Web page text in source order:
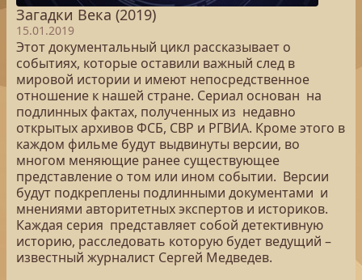
Загадки Века (2019)
15.01.2019
Этот документальный цикл рассказывает о
событиях, которые оставили важный след в
мировой истории и имеют непосредственное
отношение к нашей стране. Сериал основан на
подлинных фактах, полученных из недавно
открытых архивов ФСБ, СВР и РГВИА. Кроме этого в
каждом фильме будут выдвинуты версии, во
многом меняющие ранее существующее
представление о том или ином событии. Версии
будут подкреплены подлинными документами и
мнениями авторитетных экспертов и историков.
Каждая серия представляет собой детективную
историю, расследовать которую будет ведущий –
известный журналист Сергей Медведев.